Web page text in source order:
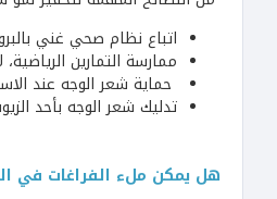
اتباع نظام صحي غني
ممارسة التمارين
حماية شعر الوجه عند
تدليك شعر الوجه بأحد
هل يمكن ملء الفراغات في